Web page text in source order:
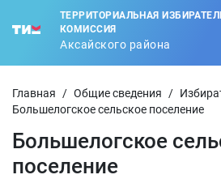
ТЕРРИТОРИАЛЬНАЯ
КОМИССИЯ
Аксайского района
Главная / Общие сведения /
Большелогское сельское поселение
Большелогское
поселение